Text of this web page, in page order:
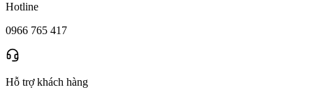
Hotline
0966 765 417
Hỗ trợ khách hàng